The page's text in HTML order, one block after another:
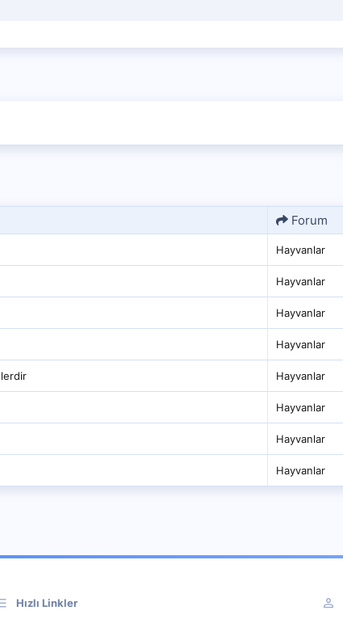
Forum
Hayvanlar
Hayvanlar
Hayvanlar
Hayvanlar
Hayvanlar
Hayvanlar
Hayvanlar
Hayvanlar
Hızlı Linkler